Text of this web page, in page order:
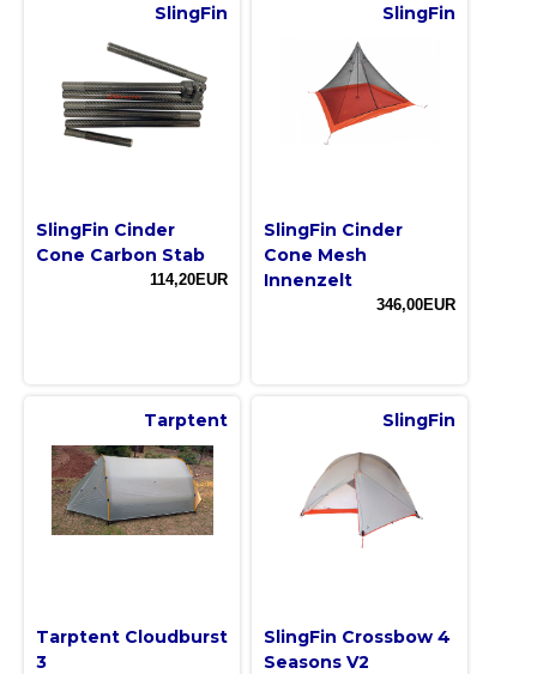
SlingFin
SlingFin Cinder
Cone Carbon Stab
114,20EUR
SlingFin
SlingFin Cinder
Cone Mesh
Innenzelt
346,00EUR
Tarptent
Tarptent Cloudburst
3
SlingFin
SlingFin Crossbow 4
Seasons V2